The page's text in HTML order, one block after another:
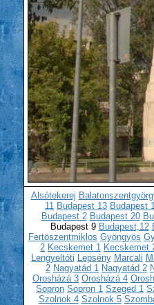
Alsótekerej
11 Budapest 13 Budapest
Budapest 2 Budapest 20
Budapest 9 Budapest,12
Fertöszentmiklos Gyöngyös
2 Kecskemet 1 Kecskemet
Lengyeltóti Lepsény Marcali
2 Nagyatád 1 Nagyatád 2
Orosházá 3 Orosházá 4
Sopron Sopron 1 Szeged 1
Szolnok 4 Szolnok 5